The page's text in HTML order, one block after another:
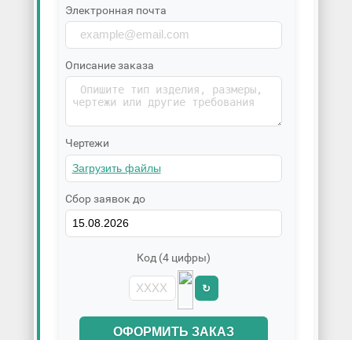
Электронная почта
Описание заказа
Чертежи
Сбор заявок до
Код (4 цифры)
↻
ОФОРМИТЬ ЗАКАЗ